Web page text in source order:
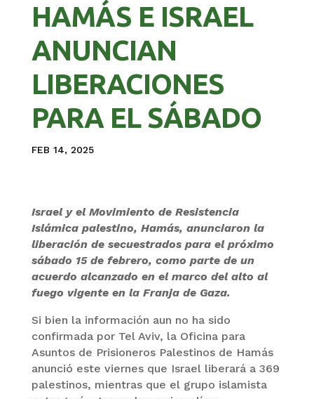
HAMÁS E ISRAEL
ANUNCIAN
LIBERACIONES
PARA EL SÁBADO
FEB 14, 2025
Israel y el Movimiento de Resistencia
Islámica palestino, Hamás, anunciaron la
liberación de secuestrados para el próximo
sábado 15 de febrero, como parte de un
acuerdo alcanzado en el marco del alto al
fuego vigente en la Franja de Gaza.
Si bien la información aun no ha sido
confirmada por Tel Aviv, la Oficina para
Asuntos de Prisioneros Palestinos de Hamás
anunció este viernes que Israel liberará a 369
palestinos, mientras que el grupo islamista